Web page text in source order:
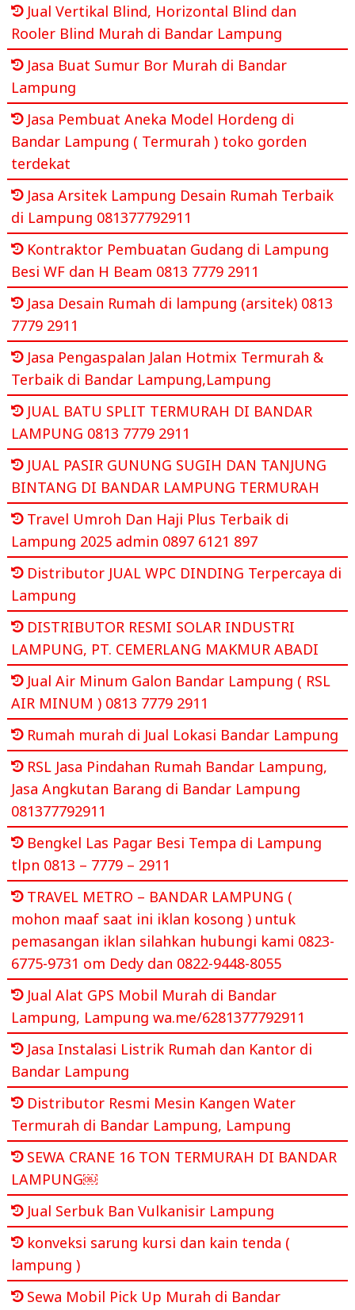
Jual Vertikal Blind, Horizontal Blind dan
Rooler Blind Murah di Bandar Lampung
Jasa Buat Sumur Bor Murah di Bandar
Lampung
Jasa Pembuat Aneka Model Hordeng di
Bandar Lampung ( Termurah ) toko gorden
terdekat
Jasa Arsitek Lampung Desain Rumah Terbaik
di Lampung 081377792911
Kontraktor Pembuatan Gudang di Lampung
Besi WF dan H Beam 0813 7779 2911
Jasa Desain Rumah di lampung (arsitek) 0813
7779 2911
Jasa Pengaspalan Jalan Hotmix Termurah &
Terbaik di Bandar Lampung,Lampung
JUAL BATU SPLIT TERMURAH DI BANDAR
LAMPUNG 0813 7779 2911
JUAL PASIR GUNUNG SUGIH DAN TANJUNG
BINTANG DI BANDAR LAMPUNG TERMURAH
Travel Umroh Dan Haji Plus Terbaik di
Lampung 2025 admin 0897 6121 897
Distributor JUAL WPC DINDING Terpercaya di
Lampung
DISTRIBUTOR RESMI SOLAR INDUSTRI
LAMPUNG, PT. CEMERLANG MAKMUR ABADI
Jual Air Minum Galon Bandar Lampung ( RSL
AIR MINUM ) 0813 7779 2911
Rumah murah di Jual Lokasi Bandar Lampung
RSL Jasa Pindahan Rumah Bandar Lampung,
Jasa Angkutan Barang di Bandar Lampung
081377792911
Bengkel Las Pagar Besi Tempa di Lampung
tlpn 0813 – 7779 – 2911
TRAVEL METRO – BANDAR LAMPUNG (
mohon maaf saat ini iklan kosong ) untuk
pemasangan iklan silahkan hubungi kami 0823-
6775-9731 om Dedy dan 0822-9448-8055
Jual Alat GPS Mobil Murah di Bandar
Lampung, Lampung wa.me/6281377792911
Jasa Instalasi Listrik Rumah dan Kantor di
Bandar Lampung
Distributor Resmi Mesin Kangen Water
Termurah di Bandar Lampung, Lampung
SEWA CRANE 16 TON TERMURAH DI BANDAR
LAMPUNG￼
Jual Serbuk Ban Vulkanisir Lampung
konveksi sarung kursi dan kain tenda (
lampung )
Sewa Mobil Pick Up Murah di Bandar